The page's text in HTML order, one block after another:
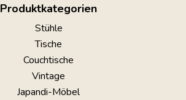
Produktkategorien
Stühle
Tische
Couchtische
Vintage
Japandi-Möbel